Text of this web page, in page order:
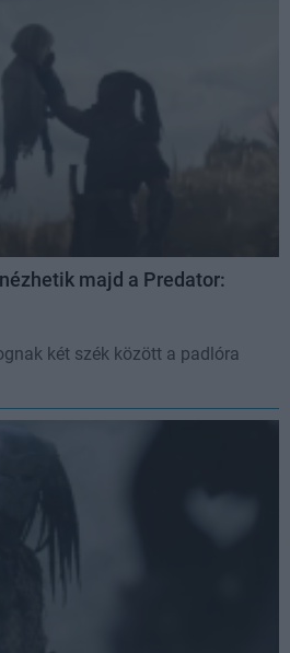
majd a Predator:
két szék között a padlóra